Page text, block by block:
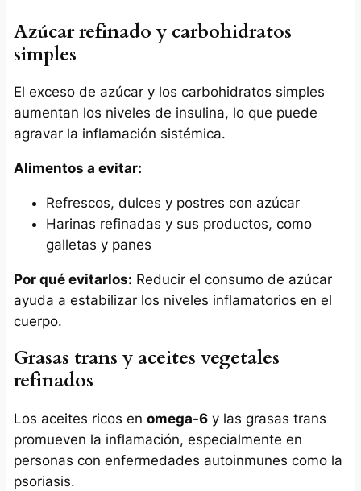
Azúcar refinado y carbohidratos
simples
El exceso de azúcar y los carbohidratos simples
aumentan los niveles de insulina, lo que puede
agravar la inflamación sistémica.
Alimentos a evitar:
Refrescos, dulces y postres con azúcar
Harinas refinadas y sus productos, como
galletas y panes
Por qué evitarlos: Reducir el consumo de azúcar
ayuda a estabilizar los niveles inflamatorios en el
cuerpo.
Grasas trans y aceites vegetales
refinados
Los aceites ricos en omega-6y las grasas trans
promueven la inflamación, especialmente en
personas con enfermedades autoinmunes como la
psoriasis.